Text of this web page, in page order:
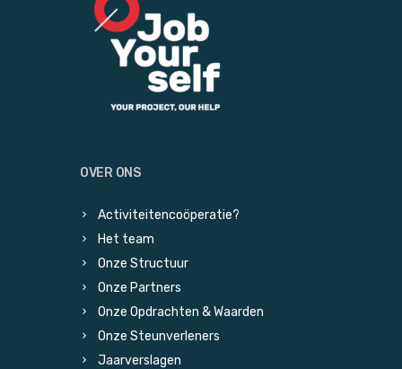
OVER ONS
Activiteitencoöperatie?
Het team
Onze Structuur
Onze Partners
Onze Opdrachten & Waarden
Onze Steunverleners
Jaarverslagen